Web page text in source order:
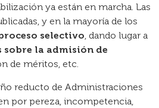
ya están en marcha. Las
y en la mayoría de los
selectivo, dando lugar a
sobre la admisión de
de méritos, etc.
reducto de Administraciones
por pereza, incompetencia,